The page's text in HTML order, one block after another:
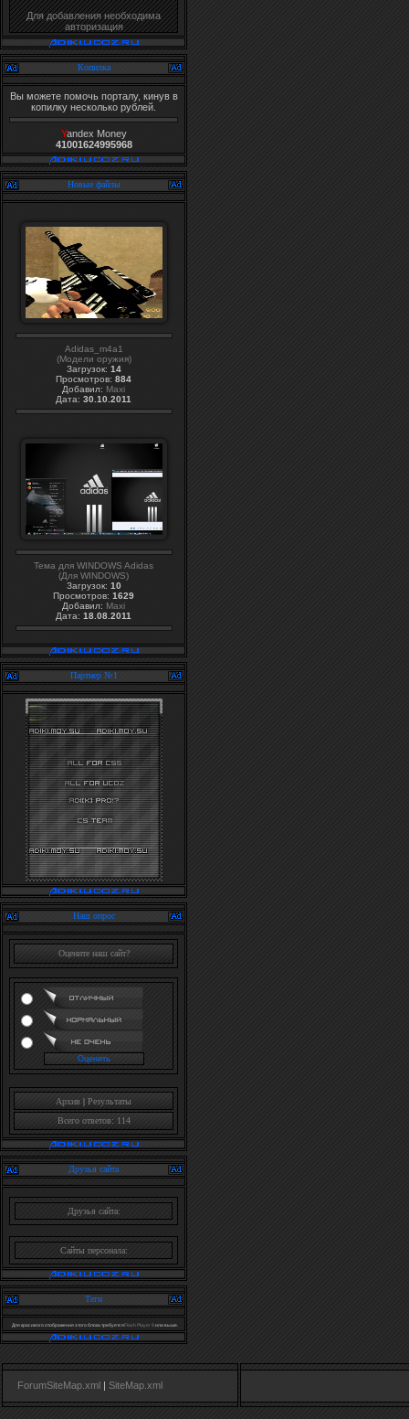
Для добавления необходима
авторизация
Копилка
Вы можете помочь порталу, кинув в
копилку несколько рублей.
Yandex Money
41001624995968
Новые файлы
Adidas_m4a1
(Модели оружия)
Загрузок: 14
Просмотров: 884
Добавил: Maxi
Дата: 30.10.2011
Тема для WINDOWS Adidas
(Для WINDOWS)
Загрузок: 10
Просмотров: 1629
Добавил: Maxi
Дата: 18.08.2011
Партнер №1
Наш опрос
Оцените наш сайт?
Архив | Результаты
Всего ответов: 114
Друзья сайта
Друзья сайта:
Сайты персонала:
Теги
Для красивого отображения этого блока требуетсяFlash Player 9или выше.
ForumSiteMap.xml | SiteMap.xml